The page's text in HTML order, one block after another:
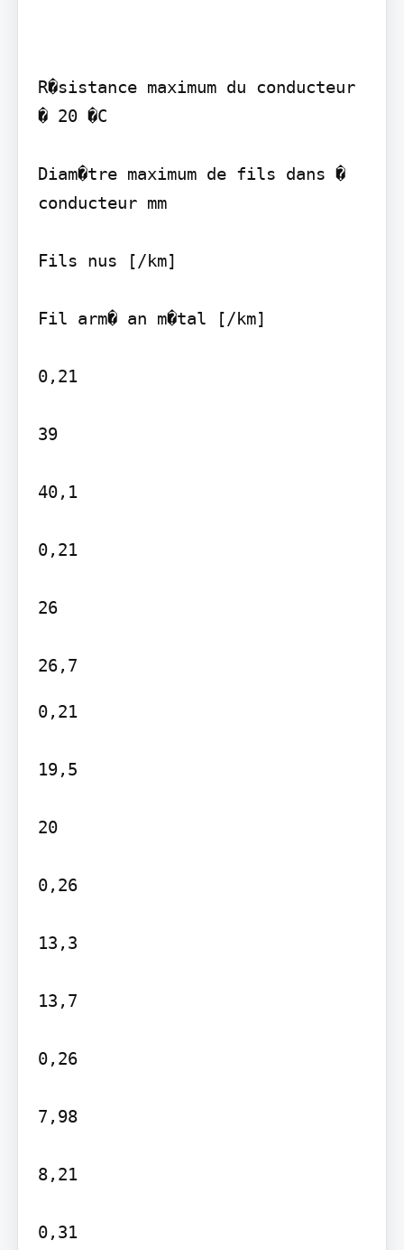
R�sistance maximum du conducteur
� 20 �C
Diam�tre maximum de fils dans �
conducteur mm
Fils nus [/km]
Fil arm� an m�tal [/km]
0,21
39
40,1
0,21
26
0,21
19,5
20
0,26
13,3
13,7
0,26
7,98
8,21
0,31